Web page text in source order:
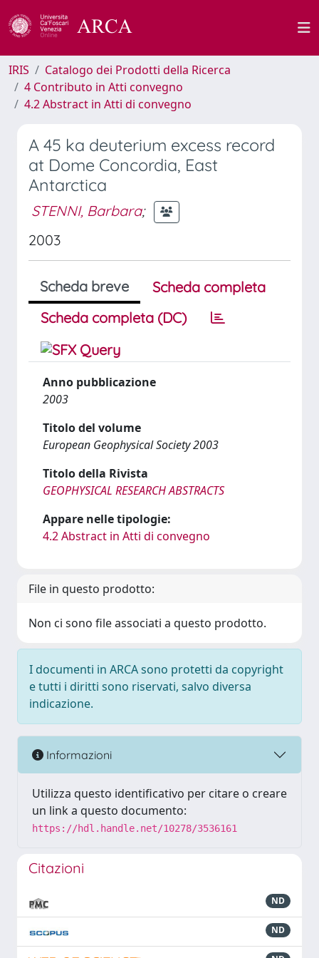
IRIS
Catalogo dei Prodotti della Ricerca
4 Contributo in Atti convegno
4.2 Abstract in Atti di convegno
A 45 ka deuterium excess record
at Dome Concordia, East
Antarctica
STENNI, Barbara;
2003
Scheda breve
Scheda completa
Scheda completa (DC)
Anno pubblicazione
2003
Titolo del volume
European Geophysical Society 2003
Titolo della Rivista
GEOPHYSICAL RESEARCH ABSTRACTS
Appare nelle tipologie:
4.2 Abstract in Atti di convegno
File in questo prodotto:
Non ci sono file associati a questo prodotto.
I documenti in ARCA sono protetti da copyright
e tutti i diritti sono riservati, salvo diversa
indicazione.
Informazioni
Utilizza questo identificativo per citare o creare
un link a questo documento:
https://hdl.handle.net/10278/3536161
Citazioni
ND
ND